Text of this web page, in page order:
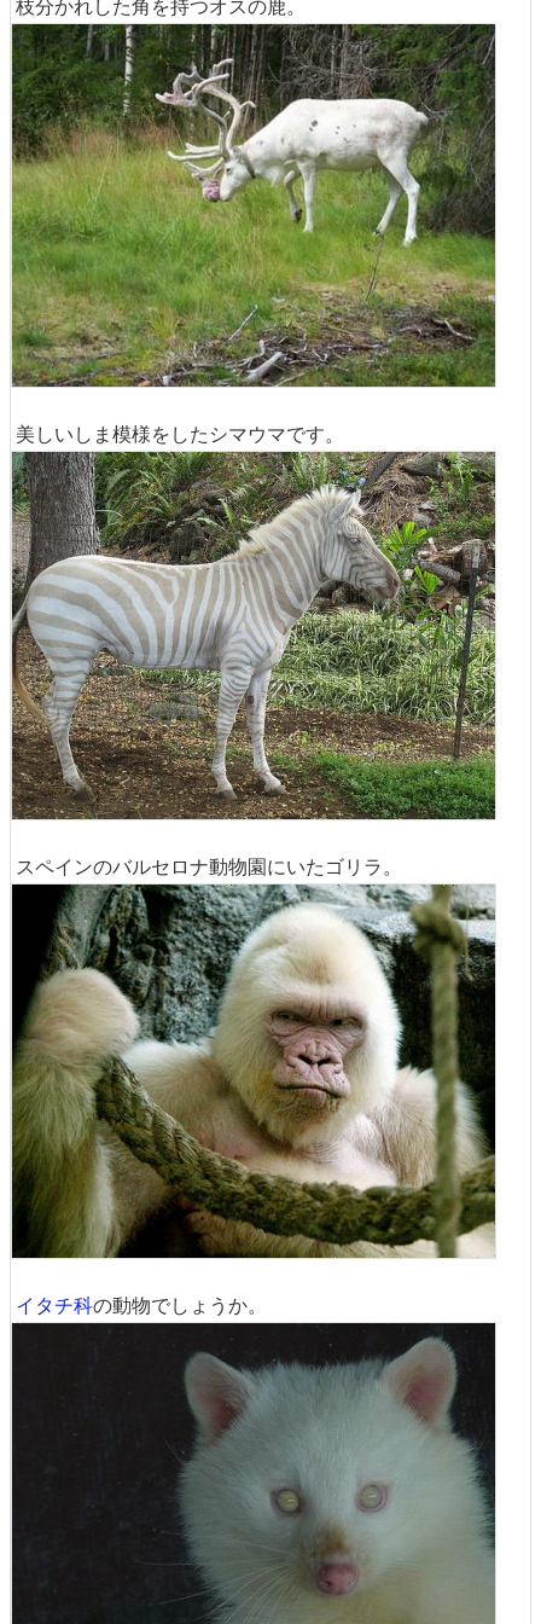
枝分かれした角を持つオスの鹿。
美しいしま模様をしたシマウマです。
スペインのバルセロナ動物園にいたゴリラ。
イタチ科の動物でしょうか。